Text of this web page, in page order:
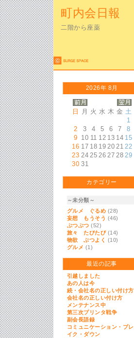
町内会日報
二階から座薬
2026年 8月
日 月 火 水 木 金 土
1
2
3 4 5 6 7
8
9 10 11 12 13 14 15
16 17 18 19 20 21 22
23 24 25 26 27 28 29
30 31
カテゴリー
～未分類～
グルメ ぐるめ (28)
妄想 もうそう (46)
ぶつぶつ (52)
旅々 たびたび (14)
物欲 ぶつよく (10)
グルメ (1)
最近の記事
引越しました
あの人は今
続・会社名の正しい付け方
会社名の正しい付け方
メンテナンス中
第三次プリンタ戦争
副会長語録
コミュニケーション・ブレ
イク・ダウン